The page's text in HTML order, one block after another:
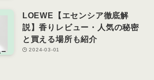
LOEWE【エセンシア徹底解
説】香りレビュー・人気の秘密
と買える場所も紹介
2024-03-01